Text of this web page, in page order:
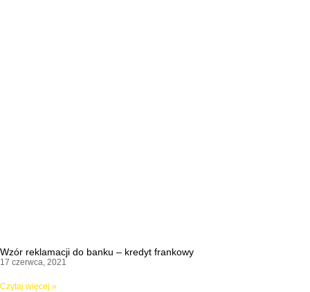
Wzór reklamacji do banku – kredyt frankowy
17 czerwca, 2021
Czytaj więcej »